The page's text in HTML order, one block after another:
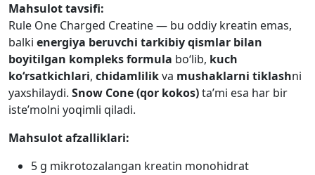
Mahsulot tavsifi:
Rule One Charged Creatine — bu oddiy kreatin emas,
balki energiya beruvchi tarkibiy qismlar bilan
boyitilgan kompleks formula bo‘lib, kuch
ko‘rsatkichlari, chidamlilikva mushaklarni tiklashni
yaxshilaydi. Snow Cone (qor kokos)ta’mi esa har bir
iste’molni yoqimli qiladi.
Mahsulot afzalliklari:
5 g mikrotozalangan kreatin monohidrat